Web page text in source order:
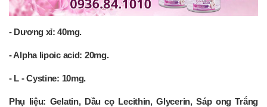
- Dương xỉ: 40mg.
- Alpha lipoic acid: 20mg.
- L - Cystine: 10mg.
Phụ liệu: Gelatin, Dầu cọ Lecithin, Glycerin, Sáp ong Trắng